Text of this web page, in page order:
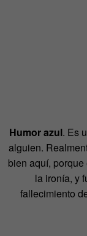
Humor azul. Es
alguien.
bien aquí,
la ironía, y
fallecimiento